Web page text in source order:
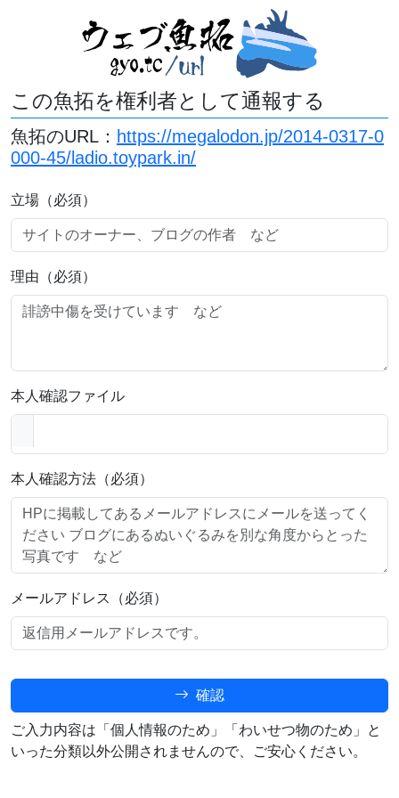
この魚拓を権利者として通報する
魚拓のURL： https://megalodon.jp/2014-0317-0
000-45/ladio.toypark.in/
立場（必須）
理由（必須）
本人確認ファイル
本人確認方法（必須）
メールアドレス（必須）
確認
ご入力内容は「個人情報のため」「わいせつ物のため」と
いった分類以外公開されませんので、ご安心ください。